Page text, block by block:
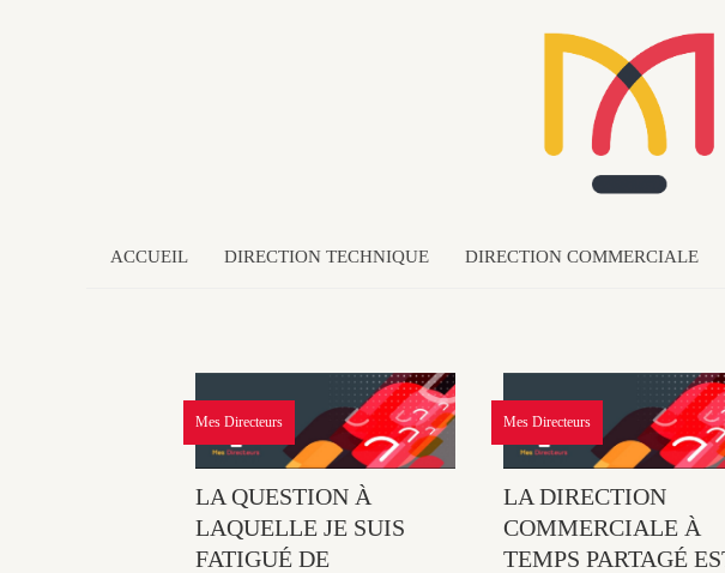
ACCUEIL DIRECTION TECHNIQUE DIRECTION COMMERCIALE
Mes Directeurs
LA QUESTION À
LAQUELLE JE SUIS
FATIGUÉ DE
Mes Directeurs
LA DIRECTION
COMMERCIALE À
TEMPS PARTAGÉ